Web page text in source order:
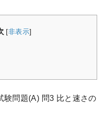
[非表示]
験問題(A) 問3 比と速さの